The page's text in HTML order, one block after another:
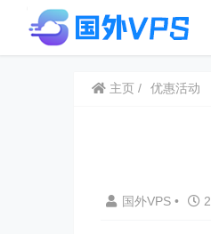
主页 优惠活动
国外VPS •